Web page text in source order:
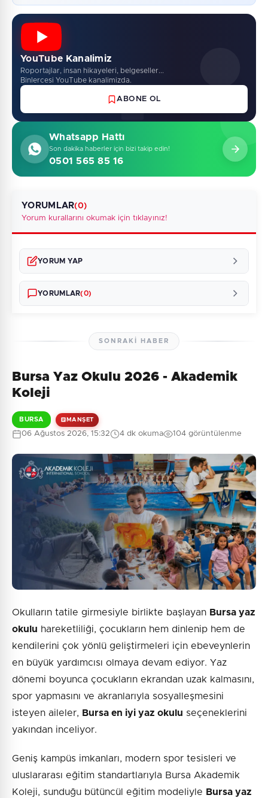
YouTube Kanalimiz
Roportajlar, insan hikayeleri, belgeseller...
Binlercesi YouTube kanalimizda.
ABONE OL
Whatsapp Hattı
Son dakika haberler için bizi takip edin!
0501 565 85 16
YORUMLAR(0)
Yorum kurallarını okumak için tıklayınız!
YORUM YAP
Güvenlik Sorusu:
8 + 5 = ?
Gönder
YORUMLAR(0)
Henüz yorum yapılmamış. İlk yorumu siz yapın!
SONRAKI HABER
Bursa Yaz Okulu 2026 - Akademik
Koleji
BURSA MANŞET
06 Ağustos 2026, 15:32 4 dk okuma 104 görüntülenme
Okulların tatile girmesiyle birlikte başlayan Bursa yaz
okulu hareketliliği, çocukların hem dinlenip hem de
kendilerini çok yönlü geliştirmeleri için ebeveynlerin
en büyük yardımcısı olmaya devam ediyor. Yaz
dönemi boyunca çocukların ekrandan uzak kalmasını,
spor yapmasını ve akranlarıyla sosyalleşmesini
isteyen aileler, Bursa en iyi yaz okulu seçeneklerini
yakından inceliyor.
Geniş kampüs imkanları, modern spor tesisleri ve
uluslararası eğitim standartlarıyla Bursa Akademik
Koleji, sunduğu bütüncül eğitim modeliyle Bursa yaz